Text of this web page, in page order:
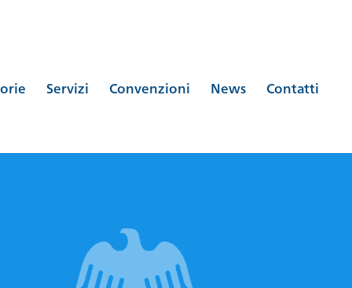
Servizi Convenzioni News Contatti